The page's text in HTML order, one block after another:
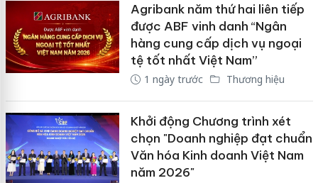
Agribank năm thứ hai liên tiếp
được ABF vinh danh “Ngân
hàng cung cấp dịch vụ ngoại
tệ tốt nhất Việt Nam”
1 ngày trước Thương hiệu
Khởi động Chương trình xét
chọn "Doanh nghiệp đạt chuẩn
Văn hóa Kinh doanh Việt Nam
năm 2026"